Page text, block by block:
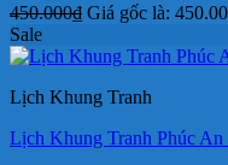
450.000₫ Giá gốc là:
Sale
Lịch Khung Tranh
Lịch Khung Tranh Phúc An